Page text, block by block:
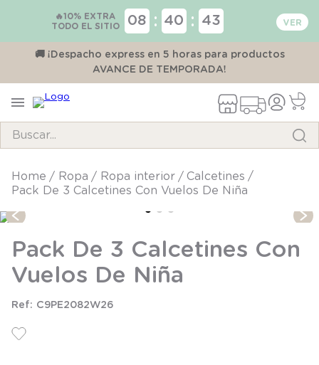
🔥10% EXTRA
TODO EL SITIO
08 : 40 : 43
🚚 ¡Despacho express en 5 horas para productos
AVANCE DE TEMPORADA!
ropa ropa interior
calcetines
Pack De 3 Calcetines Con Vuelos De Niña
Pack De 3 Calcetines Con
Vuelos De Niña
C9PE2082W26
TÉRMINOS MÁS BUSCADOS
3.
zapatillas
4.
body
5
manta